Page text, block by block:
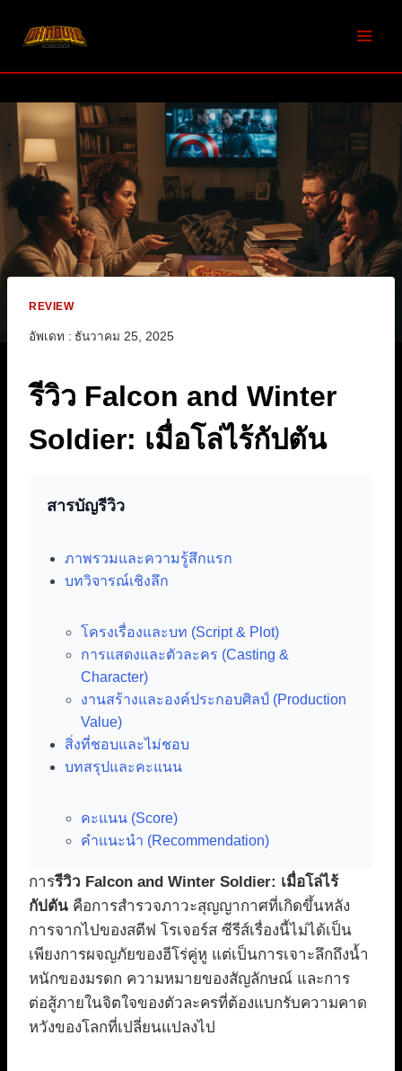
REVIEW
อัพเดท : ธันวาคม 25, 2025
รีวิว Falcon and Winter
Soldier: เมื่อโล่ไร้กัปตัน
สารบัญรีวิว
ภาพรวมและความรู้สึกแรก
บทวิจารณ์เชิงลึก
โครงเรื่องและบท (Script & Plot)
การแสดงและตัวละคร (Casting &
Character)
งานสร้างและองค์ประกอบศิลป์ (Production
Value)
สิ่งที่ชอบและไม่ชอบ
บทสรุปและคะแนน
คะแนน (Score)
คำแนะนำ (Recommendation)
การรีวิว Falcon and Winter Soldier: เมื่อโล่ไร้
กัปตัน คือการสำรวจภาวะสุญญากาศที่เกิดขึ้นหลัง
การจากไปของสตีฟ โรเจอร์ส ซีรีส์เรื่องนี้ไม่ได้เป็น
เพียงการผจญภัยของฮีโร่คู่หู แต่เป็นการเจาะลึกถึงน้ำ
หนักของมรดก ความหมายของสัญลักษณ์ และการ
ต่อสู้ภายในจิตใจของตัวละครที่ต้องแบกรับความคาด
หวังของโลกที่เปลี่ยนแปลงไป